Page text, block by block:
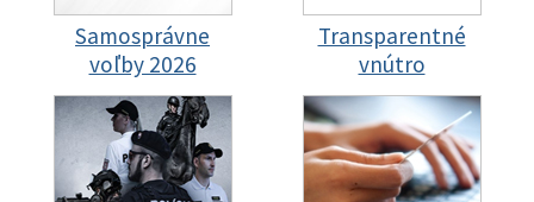
Samosprávne
voľby 2026
Transparentné
vnútro